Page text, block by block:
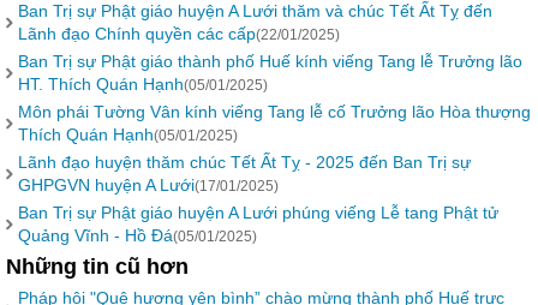
Ban Trị sự Phật giáo huyện A Lưới thăm và chúc Tết Ất Tỵ đến
Lãnh đạo Chính quyền các cấp(22/01/2025)
Ban Trị sự Phật giáo thành phố Huế kính viếng Tang lễ Trưởng lão
HT. Thích Quán Hạnh(05/01/2025)
Môn phái Tường Vân kính viếng Tang lễ cố Trưởng lão Hòa thượng
Thích Quán Hạnh(05/01/2025)
Lãnh đạo huyện thăm chúc Tết Ất Tỵ - 2025 đến Ban Trị sự
GHPGVN huyện A Lưới(17/01/2025)
Ban Trị sự Phật giáo huyện A Lưới phúng viếng Lễ tang Phật tử
Quảng Vĩnh - Hồ Đá(05/01/2025)
Những tin cũ hơn
Pháp hội "Quê hương yên bình” chào mừng thành phố Huế trực